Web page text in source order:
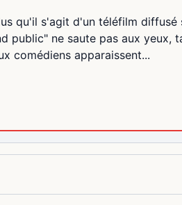
qu'il s'agit d'un téléfilm diffusé
public" ne saute pas aux yeux,
comédiens apparaissent...